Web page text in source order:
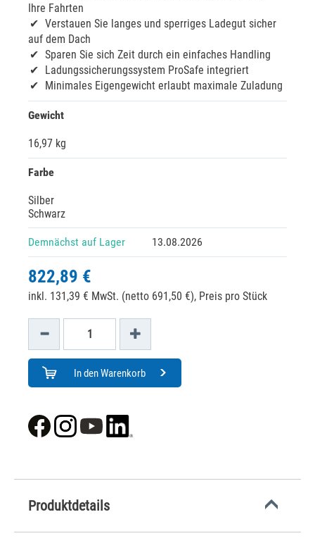
Ihre Fahrten
Verstauen Sie langes und sperriges Ladegut sicher
auf dem Dach
Sparen Sie sich Zeit durch ein einfaches Handling
Ladungssicherungssystem ProSafe integriert
Minimales Eigengewicht erlaubt maximale Zuladung
Gewicht
16,97 kg
Farbe
Silber
Schwarz
Demnächst auf Lager 13.08.2026
822,89 €
inkl. 131,39 € MwSt. (netto 691,50 €), Preis pro Stück
In den Warenkorb
Produktdetails